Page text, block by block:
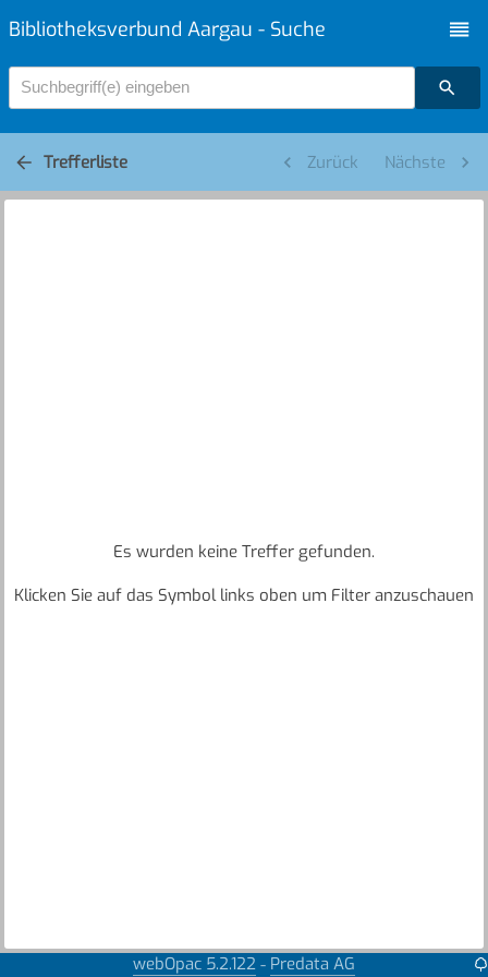
Bibliotheksverbund Aargau - Suche
Suchbegriff(e) eingeben
Trefferliste Zurück Nächste
Es wurden keine Treffer gefunden.
Klicken Sie auf das Symbol links oben um Filter anzuschauen
webOpac 5.2.122 - Predata AG